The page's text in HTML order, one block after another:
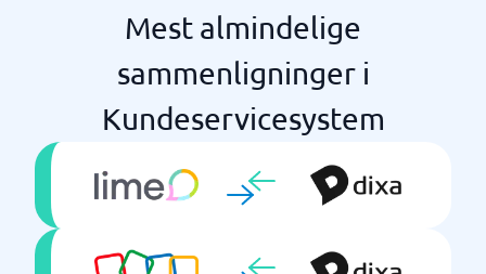
Mest almindelige
sammenligninger i
Kundeservicesystem